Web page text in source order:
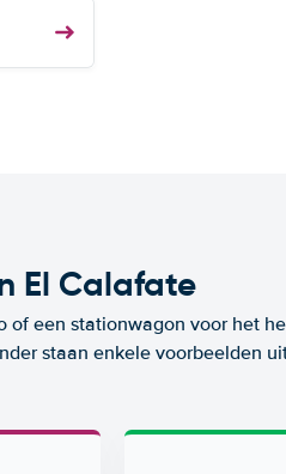
El Calafate
een stationwagon voor het
staan enkele voorbeelden